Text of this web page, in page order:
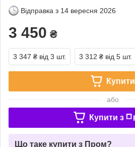
Відправка з 14 вересня 2026
3 450 ₴
3 347 ₴ від 3 шт. 3 312 ₴ від 5 шт.
Купити
або
Купити з
Що таке купити з Пром?